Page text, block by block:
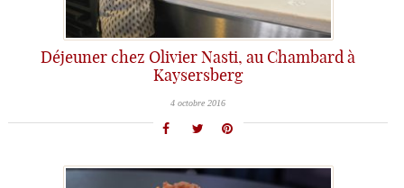
Déjeuner chez Olivier Nasti, au Chambard à
Kaysersberg
4 octobre 2016